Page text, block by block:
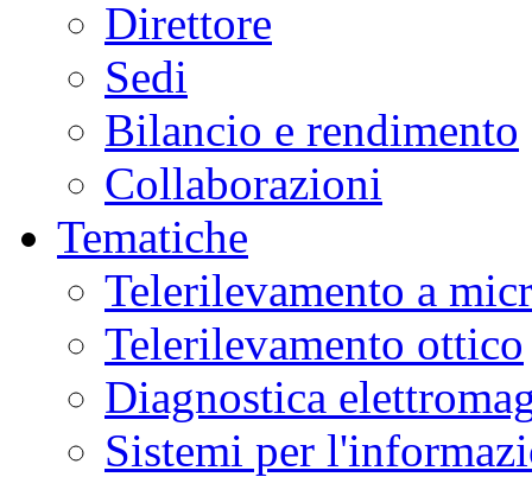
Direttore
Sedi
Bilancio e rendimento
Collaborazioni
Tematiche
Telerilevamento a
Telerilevamento ottico
Diagnostica
Sistemi per